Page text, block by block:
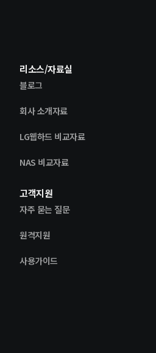
리소스/자료실
블로그
회사 소개자료
LG웹하드 비교자료
NAS 비교자료
고객지원
자주 묻는 질문
원격지원
사용가이드